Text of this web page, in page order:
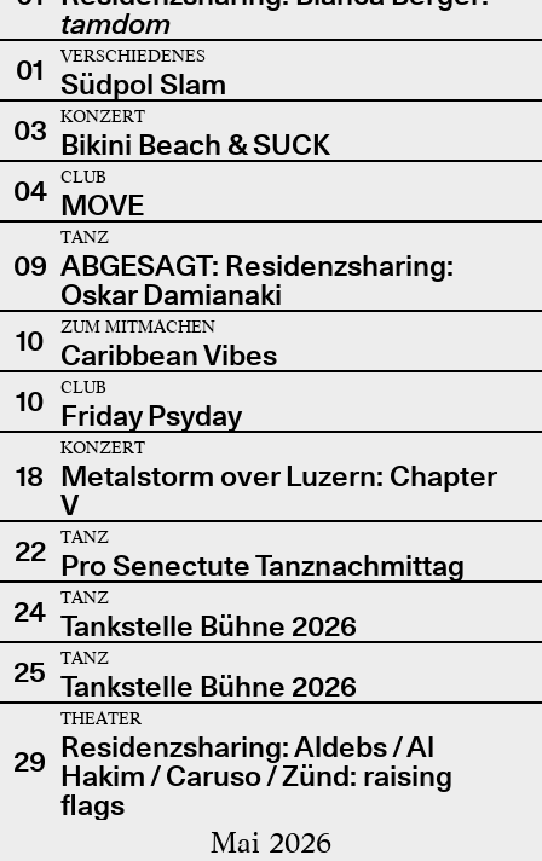
tamdom
01
VERSCHIEDENES
Südpol Slam
03
KONZERT
Bikini Beach & SUCK
04
CLUB
MOVE
09
TANZ
ABGESAGT: Residenzsharing:
Oskar Damianaki
10
ZUM MITMACHEN
Caribbean Vibes
10
CLUB
Friday Psyday
18
KONZERT
Metalstorm over Luzern: Chapter
V
22
TANZ
Pro Senectute Tanznachmittag
24
TANZ
Tankstelle Bühne 2026
25
TANZ
Tankstelle Bühne 2026
29
THEATER
Residenzsharing: Aldebs / Al
Hakim / Caruso / Zünd: raising
flags
Mai 2026